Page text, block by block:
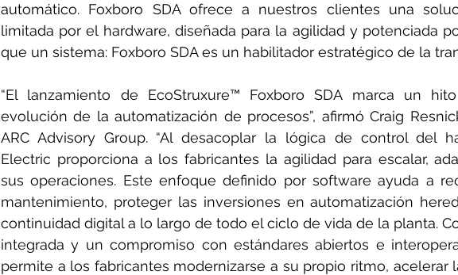
automático. Foxboro SDA ofrece a nuestros clientes una
limitada por el hardware, diseñada para la agilidad y potenciada
que un sistema: Foxboro SDA es un habilitador estratégico de la
“El lanzamiento de EcoStruxure™ Foxboro SDA marca un
evolución de la automatización de procesos”, afirmó Craig
ARC Advisory Group. “Al desacoplar la lógica de control del
Electric proporciona a los fabricantes la agilidad para escalar,
sus operaciones. Este enfoque definido por software ayuda a
mantenimiento, proteger las inversiones en automatización
continuidad digital a lo largo de todo el ciclo de vida de la planta.
integrada y un compromiso con estándares abiertos e
permite a los fabricantes modernizarse a su propio ritmo, acelerar